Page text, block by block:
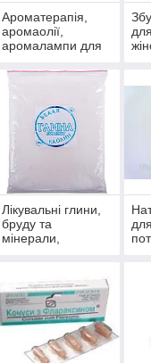
Ароматерапія,
аромаолії,
аромалампи для
приміщень
Лікувальні глини,
бруду та
мінерали,
концентрати для
прийняття ванн.